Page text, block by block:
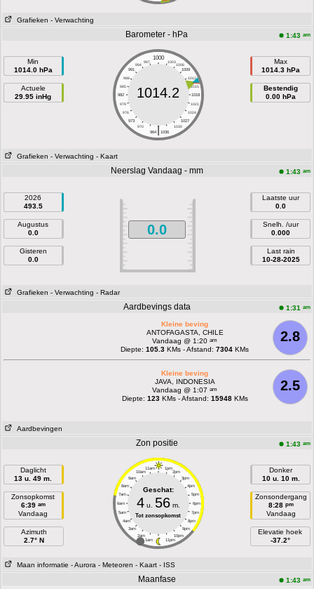
Grafieken - Verwachting
Barometer - hPa 1:43 am
Min
1014.0 hPa
Actuele
29.95 inHg
1000
997 1003
994
1006
991
1009
988
1012
985
1015
982
1018
979
1021
976
1024
973
1027
970
1030
|
964 1036
1014.2
Max
1014.3 hPa
Bestendig
0.00 hPa
Grafieken - Verwachting - Kaart
Neerslag Vandaag - mm 1:43 am
2026
493.5
Augustus
0.0
Gisteren
0.0
0.0
Laatste uur
0.0
Snelh. /uur
0.000
Last rain
10-28-2025
Grafieken - Verwachting - Radar
Aardbevings data 1:31 am
2.8
Kleine beving
ANTOFAGASTA, CHILE
Vandaag @ 1:20am
Diepte:105.3 KMs - Afstand:7304 KMs
2.5
Kleine beving
JAVA, INDONESIA
Vandaag @ 1:07am
Diepte: 123KMs - Afstand: 15948KMs
Aardbevingen
Zon positie 1:43 am
Daglicht
13 u. 49 m.
Zonsopkomst
6:39 am
Vandaag
Azimuth
2.7° N
11am 1pm
10am 2pm
9am 3pm
8am 4pm
7am 5pm
6am 6pm
5am 7pm
4am 8pm
3am 9pm
2am 10pm
1am 11pm
Geschat:
4u. 56m.
Tot zonsopkomst
Donker
10 u. 10 m.
Zonsondergang
8:28 pm
Vandaag
Elevatie hoek
-37.2°
Maan informatie - Aurora - Meteoren - Kaart - ISS
Maanfase 1:43 am